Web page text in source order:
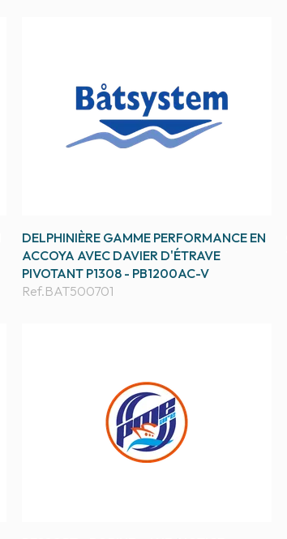
DELPHINIÈRE GAMME PERFORMANCE EN
ACCOYA AVEC DAVIER D'ÉTRAVE
PIVOTANT P1308 - PB1200AC-V
Ref.BAT500701